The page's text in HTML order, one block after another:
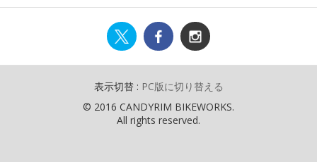
表示切替 : PC版に切り替える
© 2016 CANDYRIM BIKEWORKS.
All rights reserved.